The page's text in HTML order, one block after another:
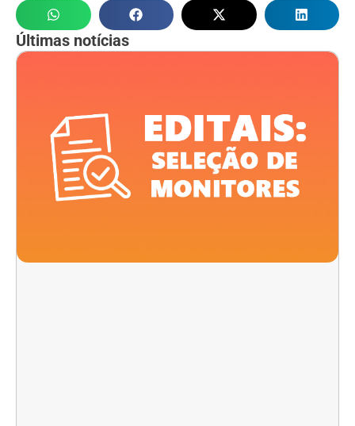
Últimas notícias